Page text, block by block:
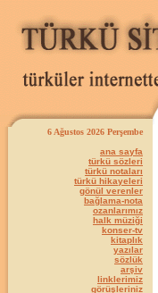
6 Ağustos 2026 Perşembe
ana sayfa
türkü sözleri
türkü notaları
türkü hikayeleri
gönül verenler
bağlama-nota
ozanlarımız
halk müziği
konser-tv
kitaplık
yazılar
sözlük
arşiv
linklerimiz
görüşleriniz